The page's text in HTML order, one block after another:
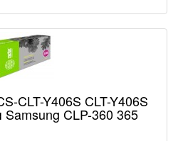
CLT-Y406S CLT-Y406S
CLP-360 365